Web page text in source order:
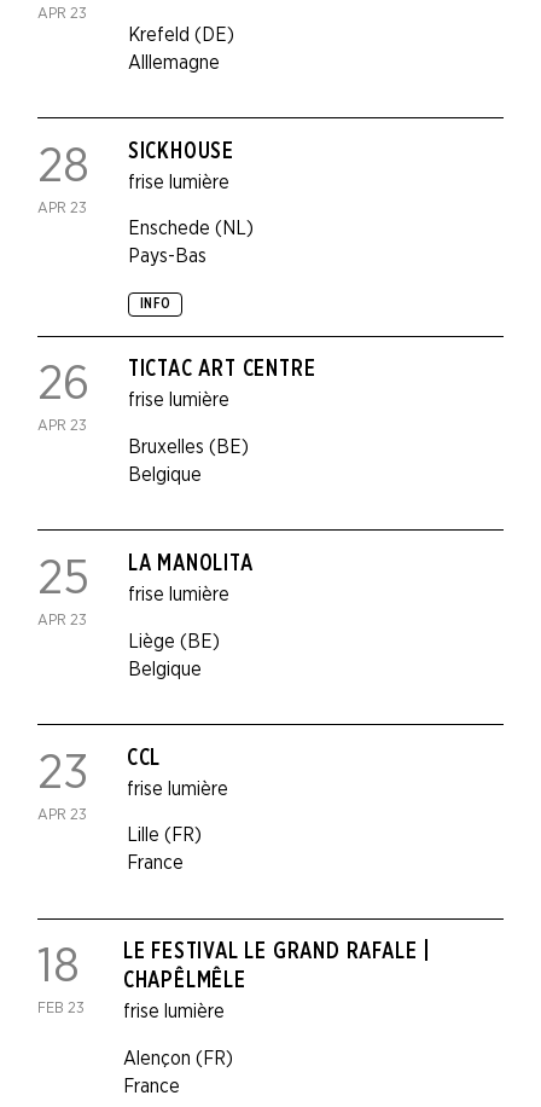
APR 23
Krefeld (DE)
Alllemagne
28
APR 23
frise lumière
SICKHOUSE
Enschede (NL)
Pays-Bas
INFO
26
APR 23
frise lumière
TICTAC ART CENTRE
Bruxelles (BE)
Belgique
25
APR 23
frise lumière
LA MANOLITA
Liège (BE)
Belgique
23
APR 23
frise lumière
CCL
Lille (FR)
France
18
FEB 23 frise lumière
LE FESTIVAL LE GRAND RAFALE |
CHAPÊLMÊLE
Alençon (FR)
France